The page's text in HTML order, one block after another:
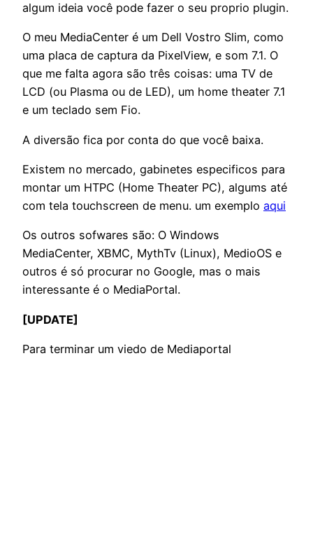
algum ideia você pode fazer o seu proprio plugin.
O meu MediaCenter é um Dell Vostro Slim, como
uma placa de captura da PixelView, e som 7.1. O
que me falta agora são três coisas: uma TV de
LCD (ou Plasma ou de LED), um home theater 7.1
e um teclado sem Fio.
A diversão fica por conta do que você baixa.
Existem no mercado, gabinetes especificos para
montar um HTPC (Home Theater PC), algums até
com tela touchscreen de menu. um exemplo aqui
Os outros sofwares são: O Windows
MediaCenter, XBMC, MythTv (Linux), MedioOS e
outros é só procurar no Google, mas o mais
interessante é o MediaPortal.
[UPDATE]
Para terminar um viedo de Mediaportal